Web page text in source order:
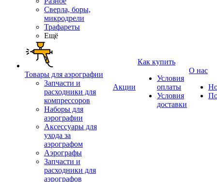
Сверла, боры,
микродрели
Трафареты
Ещё
Товары для аэрографии
Запчасти и
расходники для
компрессоров
Наборы для
аэрографии
Аксессуары для
ухода за
аэрографом
Аэрографы
Запчасти и
расходники для
аэрографов
Акции
Как купить
Условия
оплаты
Условия
доставки
О нас